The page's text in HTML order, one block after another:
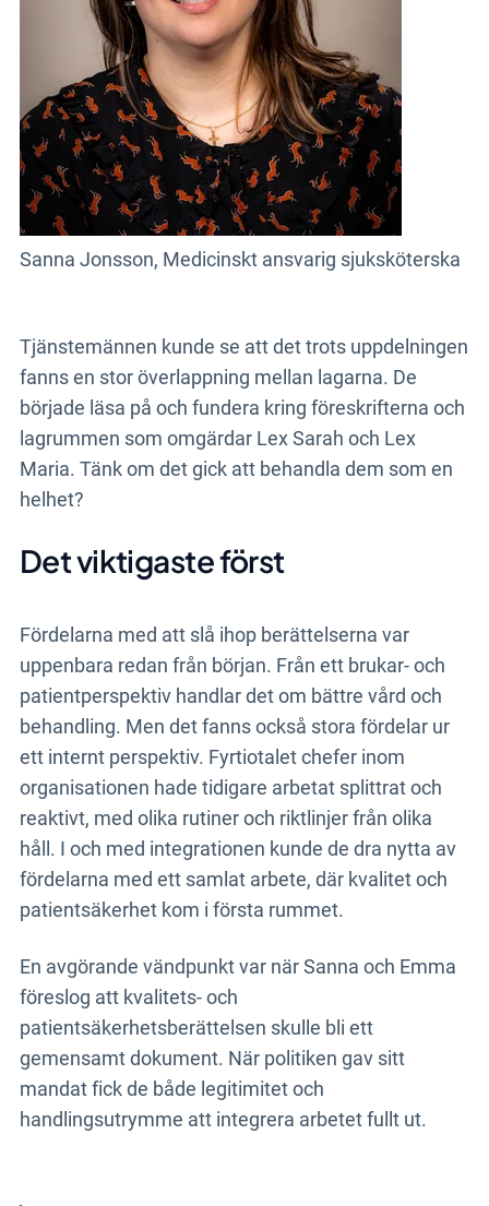
Sanna Jonsson, Medicinskt ansvarig sjuksköterska
Tjänstemännen kunde se att det trots uppdelningen
fanns en stor överlappning mellan lagarna. De
började läsa på och fundera kring föreskrifterna och
lagrummen som omgärdar Lex Sarah och Lex
Maria. Tänk om det gick att behandla dem som en
helhet?
Det viktigaste först
Fördelarna med att slå ihop berättelserna var
uppenbara redan från början. Från ett brukar- och
patientperspektiv handlar det om bättre vård och
behandling. Men det fanns också stora fördelar ur
ett internt perspektiv. Fyrtiotalet chefer inom
organisationen hade tidigare arbetat splittrat och
reaktivt, med olika rutiner och riktlinjer från olika
håll. I och med integrationen kunde de dra nytta av
fördelarna med ett samlat arbete, där kvalitet och
patientsäkerhet kom i första rummet.
En avgörande vändpunkt var när Sanna och Emma
föreslog att kvalitets- och
patientsäkerhetsberättelsen skulle bli ett
gemensamt dokument. När politiken gav sitt
mandat fick de både legitimitet och
handlingsutrymme att integrera arbetet fullt ut.